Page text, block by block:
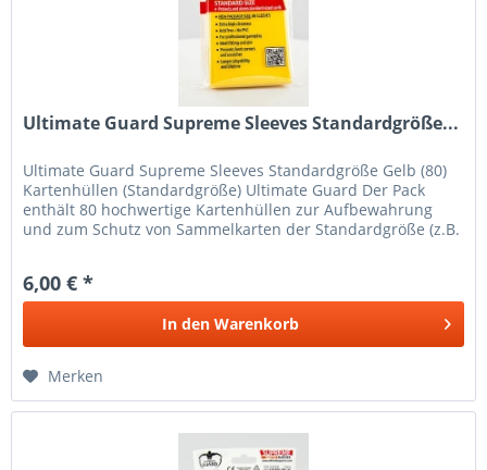
Ultimate Guard Supreme Sleeves Standardgröße...
Ultimate Guard Supreme Sleeves Standardgröße Gelb (80)
Kartenhüllen (Standardgröße) Ultimate Guard Der Pack
enthält 80 hochwertige Kartenhüllen zur Aufbewahrung
und zum Schutz von Sammelkarten der Standardgröße (z.B.
6,00 € *
In den Warenkorb
Merken